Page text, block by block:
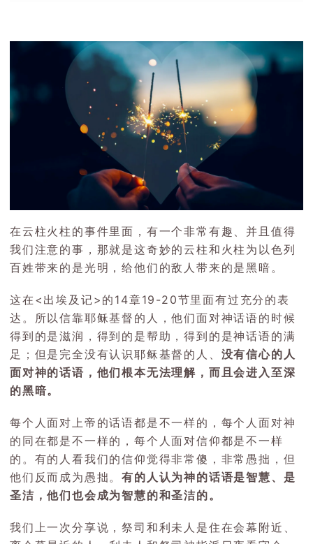
在云柱火柱的事件里面，有一个非常有趣、并且值得
我们注意的事，那就是这奇妙的云柱和火柱为以色列
百姓带来的是光明，给他们的敌人带来的是黑暗。
这在<出埃及记>的14章19-20节里面有过充分的表
达。所以信靠耶稣基督的人，他们面对神话语的时候
得到的是滋润，得到的是帮助，得到的是神话语的满
足；但是完全没有认识耶稣基督的人、 没有信心的人
面对神的话语，他们根本无法理解，而且会进入至深
的黑暗。
每个人面对上帝的话语都是不一样的，每个人面对神
的同在都是不一样的，每个人面对信仰都是不一样
的。有的人看我们的信仰觉得非常傻，非常愚拙，但
他们反而成为愚拙。有的人认为神的话语是智慧、是
圣洁，他们也会成为智慧的和圣洁的。
我们上一次分享说，祭司和利未人是住在会幕附近、